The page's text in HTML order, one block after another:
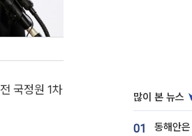
국정원 1차
많이 본 뉴스
01